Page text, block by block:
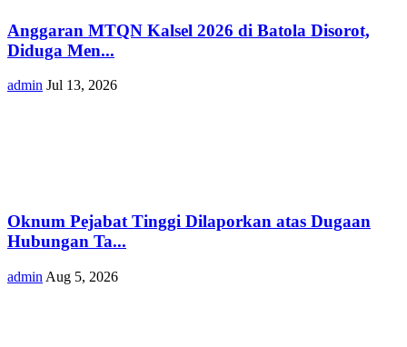
Anggaran MTQN Kalsel 2026 di Batola Disorot,
Diduga Men...
admin Jul 13, 2026
Oknum Pejabat Tinggi Dilaporkan atas Dugaan
Hubungan Ta...
admin Aug 5, 2026